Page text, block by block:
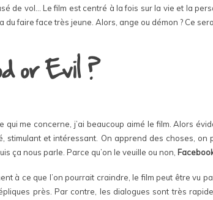
de vol… Le film est centré à la fois sur la vie et la
du faire face très jeune. Alors, ange ou démon ? Ce
qui me concerne, j’ai beaucoup aimé le film. Alors
stimulant et intéressant. On apprend des choses,
ça nous parle. Parce qu’on le veuille ou non,
à ce que l’on pourrait craindre, le film peut être vu
près. Par contre, les dialogues sont très